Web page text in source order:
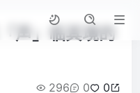
声」临其境的
296 0 0